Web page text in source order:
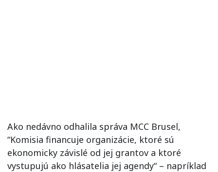
Ako nedávno odhalila správa MCC Brusel,
“Komisia financuje organizácie, ktoré sú
ekonomicky závislé od jej grantov a ktoré
vystupujú ako hlásatelia jej agendy“ – napríklad